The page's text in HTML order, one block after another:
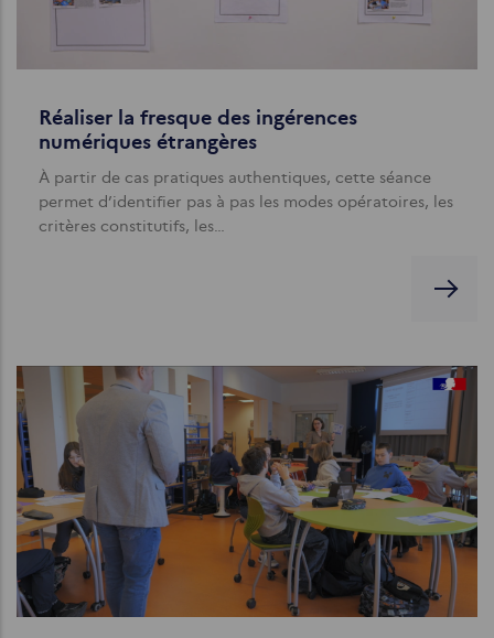
Réaliser la fresque des ingérences
numériques étrangères
À partir de cas pratiques authentiques, cette séance
permet d’identifier pas à pas les modes opératoires, les
critères constitutifs, les…